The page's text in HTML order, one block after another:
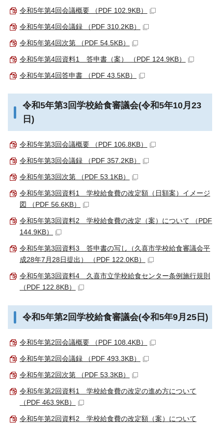
令和5年第4回会議概要 （PDF 102.9KB）
令和5年第4回会議録 （PDF 310.2KB）
令和5年第4回次第 （PDF 54.5KB）
令和5年第4回資料1 答申書（案） （PDF 124.9KB）
令和5年第4回答申書 （PDF 43.5KB）
令和5年第3回学校給食審議会(令和5年10月23
日)
令和5年第3回会議概要 （PDF 106.8KB）
令和5年第3回会議録 （PDF 357.2KB）
令和5年第3回次第 （PDF 53.1KB）
令和5年第3回資料1 学校給食費の改定額（日額案）イメージ
図 （PDF 56.6KB）
令和5年第3回資料2 学校給食費の改定（案）について （PDF
144.9KB）
令和5年第3回資料3 答申書の写し（久喜市学校給食審議会平
成28年7月28日提出） （PDF 122.0KB）
令和5年第3回資料4 久喜市立学校給食センター条例施行規則
（PDF 122.8KB）
令和5年第2回学校給食審議会(令和5年9月25日)
令和5年第2回会議概要 （PDF 108.4KB）
令和5年第2回会議録 （PDF 493.3KB）
令和5年第2回次第 （PDF 53.3KB）
令和5年第2回資料1 学校給食費の改定の進め方について
（PDF 463.9KB）
令和5年第2回資料2 学校給食費の改定額（案）について